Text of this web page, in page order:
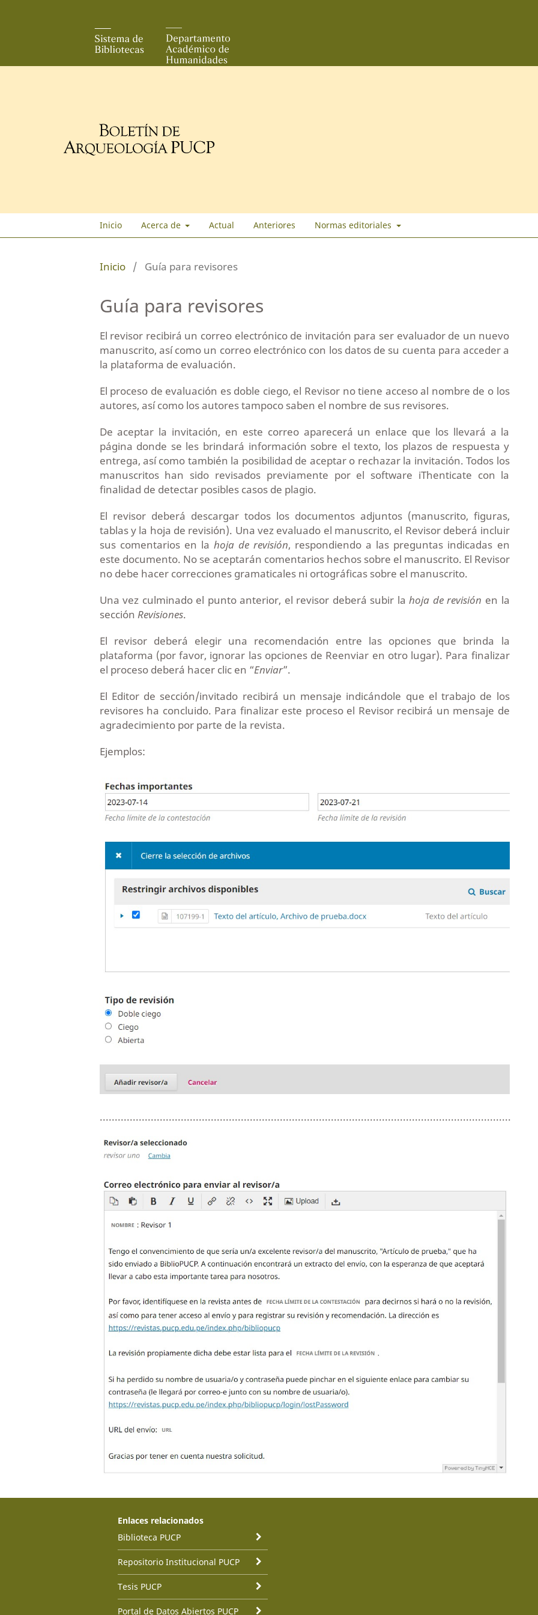
Inicio Acerca de Actual Anteriores Normas editoriales
Inicio / Guía para revisores
Guía para revisores
El revisor recibirá un correo electrónico de invitación para ser evaluador de un nuevo
manuscrito, así como un correo electrónico con los datos de su cuenta para acceder a
la plataforma de evaluación.
El proceso de evaluación es doble ciego, el Revisor no tiene acceso al nombre de o los
autores, así como los autores tampoco saben el nombre de sus revisores.
De aceptar la invitación, en este correo aparecerá un enlace que los llevará a la
página donde se les brindará información sobre el texto, los plazos de respuesta y
entrega, así como también la posibilidad de aceptar o rechazar la invitación. Todos los
manuscritos han sido revisados previamente por el software iThenticate con la
finalidad de detectar posibles casos de plagio.
El revisor deberá descargar todos los documentos adjuntos (manuscrito, figuras,
tablas y la hoja de revisión). Una vez evaluado el manuscrito, el Revisor deberá incluir
sus comentarios en la hoja de revisión, respondiendo a las preguntas indicadas en
este documento. No se aceptarán comentarios hechos sobre el manuscrito. El Revisor
no debe hacer correcciones gramaticales ni ortográficas sobre el manuscrito.
Una vez culminado el punto anterior, el revisor deberá subir lahoja de revisión en la
sección Revisiones.
El revisor deberá elegir una recomendación entre las opciones que brinda la
plataforma (por favor, ignorar las opciones de Reenviar en otro lugar). Para finalizar
el proceso deberá hacer clic en “Enviar”.
El Editor de sección/invitado recibirá un mensaje indicándole que el trabajo de los
revisores ha concluido. Para finalizar este proceso el Revisor recibirá un mensaje de
agradecimiento por parte de la revista.
Ejemplos:
.........................................................................................................................................
Enlaces relacionados
Biblioteca PUCP
Repositorio Institucional PUCP
Tesis PUCP
Portal de Datos Abiertos PUCP